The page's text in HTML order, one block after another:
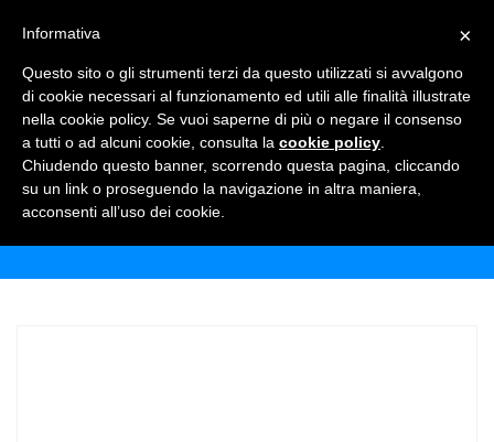
LAURETANA GASATA
Home Shop Acque Minerali
×
Informativa
Questo sito o gli strumenti terzi da questo utilizzati si avvalgono
di cookie necessari al funzionamento ed utili alle finalità illustrate
nella cookie policy. Se vuoi saperne di più o negare il consenso
a tutti o ad alcuni cookie, consulta la cookie policy
Chiudendo questo banner, scorrendo questa pagina, cliccando
su un link o proseguendo la navigazione in altra maniera,
acconsenti all’uso dei cookie.